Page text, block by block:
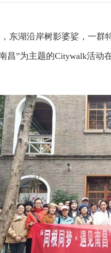
湖沿岸树影婆娑，一群
昌”为主题的Citywalk活